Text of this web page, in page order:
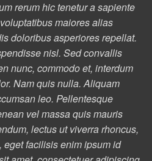
rerum hic tenetur a sapiente
maiores alias
doloribus asperiores repellat.
nisl. Sed convallis
nunc, commodo et, interdum
Nam quis nulla. Aliquam
leo. Pellentesque
vel massa quis mauris
lectus ut viverra rhoncus,
facilisis enim ipsum id